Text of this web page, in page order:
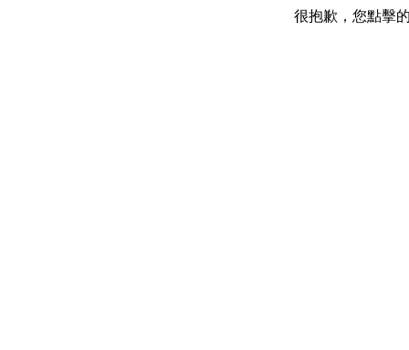
很抱歉，您點擊